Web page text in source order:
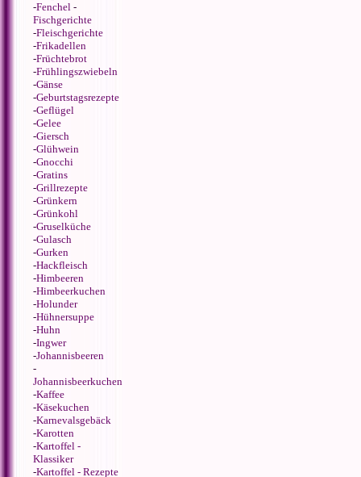
-Fenchel -
Fischgerichte
-Fleischgerichte
-Frikadellen
-Früchtebrot
-Frühlingszwiebeln
-Gänse
-Geburtstagsrezepte
-Geflügel
-Gelee
-Giersch
-Glühwein
-Gnocchi
-Gratins
-Grillrezepte
-Grünkern
-Grünkohl
-Gruselküche
-Gulasch
-Gurken
-Hackfleisch
-Himbeeren
-Himbeerkuchen
-Holunder
-Hühnersuppe
-Huhn
-Ingwer
-Johannisbeeren
-
Johannisbeerkuchen
-Kaffee
-Käsekuchen
-Karnevalsgebäck
-Karotten
-Kartoffel -
Klassiker
-Kartoffel - Rezepte